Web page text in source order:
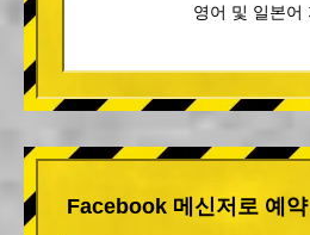
영어 및 일본어
Facebook 메신저로 예약